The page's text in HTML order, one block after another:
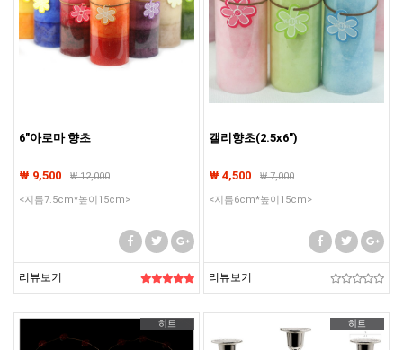
6"아로마 향초
₩ 9,500 ₩12,000
<지름7.5cm*높이15cm>
리뷰보기
캘리향초(2.5x6")
₩ 4,500 ₩7,000
<지름6cm*높이15cm>
리뷰보기
히트 히트